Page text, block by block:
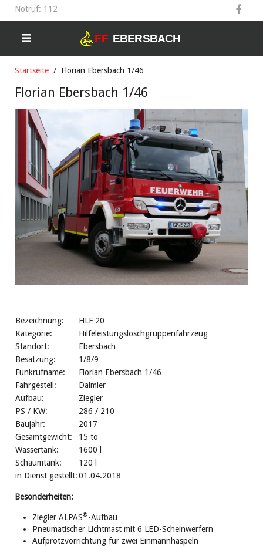
Notruf: 112
Startseite Florian Ebersbach 1/46
Florian Ebersbach 1/46
Bezeichnung:
HLF 20
Kategorie:
Hilfeleistungslöschgruppenfahrzeug
Standort:
Ebersbach
Besatzung:
1/8/9
Funkrufname:
Florian Ebersbach 1/46
Fahrgestell:
Daimler
Aufbau:
Ziegler
PS / KW:
286 / 210
Baujahr:
2017
Gesamtgewicht:
15 to
Wassertank:
1600 l
Schaumtank:
120 l
in Dienst gestellt:01.04.2018
Besonderheiten:
Ziegler ALPAS®-Aufbau
Pneumatischer Lichtmast mit 6 LED-Scheinwerfern
Aufprotzvorrichtung für zwei Einmannhaspeln